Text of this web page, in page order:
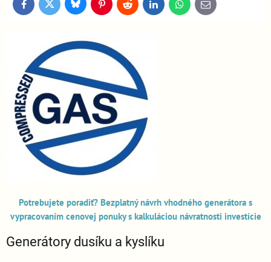
FacebookTwitter BlueskyPinterestReddit LinkedInWhatsApp
E-
mail
Potrebujete poradiť? Bezplatný návrh vhodného generátora s
vypracovaním cenovej ponuky s kalkuláciou návratnosti investície
Generátory dusíku a kyslíku